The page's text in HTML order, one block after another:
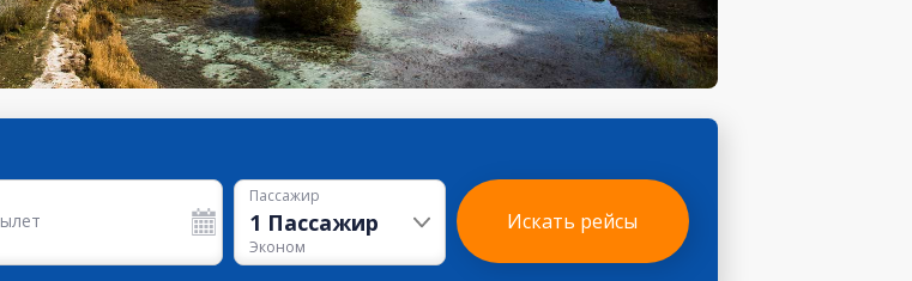
Пассажир
1 Пассажир
Эконом
Искать рейсы